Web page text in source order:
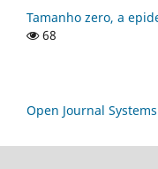
Tamanho zero, a
68
Open Journal Systems